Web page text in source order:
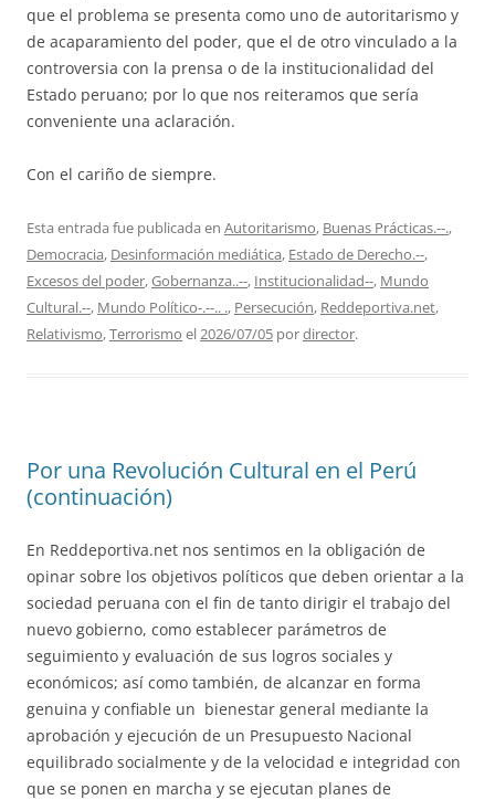
que el problema se presenta como uno de autoritarismo y
de acaparamiento del poder, que el de otro vinculado a la
controversia con la prensa o de la institucionalidad del
Estado peruano; por lo que nos reiteramos que sería
conveniente una aclaración.
Con el cariño de siempre.
Esta entrada fue publicada en Autoritarismo, Buenas Prácticas.--.,
Democracia, Desinformación mediática, Estado de Derecho.--,
Excesos del poder,Gobernanza..--, Institucionalidad--, Mundo
Cultural.--, Mundo Político-.--.. ., Persecución, Reddeportiva.net,
Relativismo,Terrorismo el2026/07/05 pordirector.
Por una Revolución Cultural en el Perú
(continuación)
En Reddeportiva.net nos sentimos en la obligación de
opinar sobre los objetivos políticos que deben orientar a la
sociedad peruana con el fin de tanto dirigir el trabajo del
nuevo gobierno, como establecer parámetros de
seguimiento y evaluación de sus logros sociales y
económicos; así como también, de alcanzar en forma
genuina y confiable un bienestar general mediante la
aprobación y ejecución de un Presupuesto Nacional
equilibrado socialmente y de la velocidad e integridad con
que se ponen en marcha y se ejecutan planes de